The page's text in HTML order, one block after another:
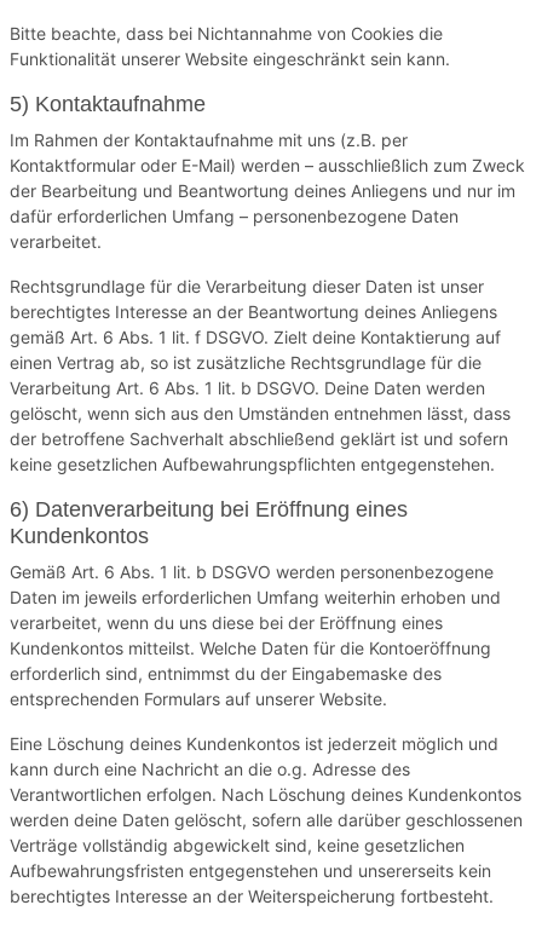
Bitte beachte, dass bei Nichtannahme von Cookies die
Funktionalität unserer Website eingeschränkt sein kann.
5) Kontaktaufnahme
Im Rahmen der Kontaktaufnahme mit uns (z.B. per
Kontaktformular oder E-Mail) werden – ausschließlich zum Zweck
der Bearbeitung und Beantwortung deines Anliegens und nur im
dafür erforderlichen Umfang – personenbezogene Daten
verarbeitet.
Rechtsgrundlage für die Verarbeitung dieser Daten ist unser
berechtigtes Interesse an der Beantwortung deines Anliegens
gemäß Art. 6 Abs. 1 lit. f DSGVO. Zielt deine Kontaktierung auf
einen Vertrag ab, so ist zusätzliche Rechtsgrundlage für die
Verarbeitung Art. 6 Abs. 1 lit. b DSGVO. Deine Daten werden
gelöscht, wenn sich aus den Umständen entnehmen lässt, dass
der betroffene Sachverhalt abschließend geklärt ist und sofern
keine gesetzlichen Aufbewahrungspflichten entgegenstehen.
6) Datenverarbeitung bei Eröffnung eines
Kundenkontos
Gemäß Art. 6 Abs. 1 lit. b DSGVO werden personenbezogene
Daten im jeweils erforderlichen Umfang weiterhin erhoben und
verarbeitet, wenn du uns diese bei der Eröffnung eines
Kundenkontos mitteilst. Welche Daten für die Kontoeröffnung
erforderlich sind, entnimmst du der Eingabemaske des
entsprechenden Formulars auf unserer Website.
Eine Löschung deines Kundenkontos ist jederzeit möglich und
kann durch eine Nachricht an die o.g. Adresse des
Verantwortlichen erfolgen. Nach Löschung deines Kundenkontos
werden deine Daten gelöscht, sofern alle darüber geschlossenen
Verträge vollständig abgewickelt sind, keine gesetzlichen
Aufbewahrungsfristen entgegenstehen und unsererseits kein
berechtigtes Interesse an der Weiterspeicherung fortbesteht.